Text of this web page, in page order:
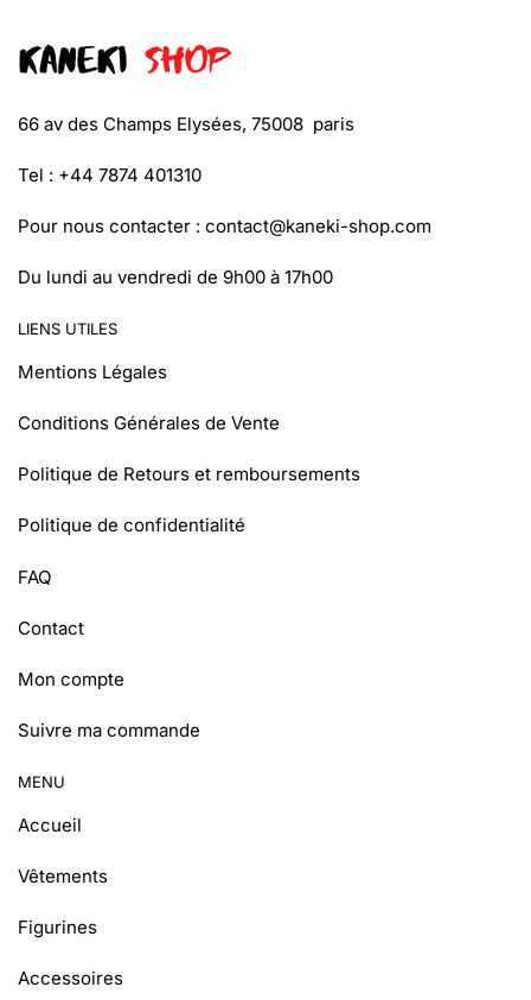
66 av des Champs Elysées, 75008 paris
Tel : +44 7874 401310
Pour nous contacter : contact@kaneki-shop.com
Du lundi au vendredi de 9h00 à 17h00
LIENS UTILES
Mentions Légales
Conditions Générales de Vente
Politique de Retours et remboursements
Politique de confidentialité
FAQ
Contact
Mon compte
Suivre ma commande
MENU
Accueil
Vêtements
Figurines
Accessoires